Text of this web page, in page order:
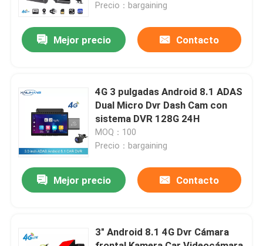
Productos
VR Show
Cámara DVR para coche
DVR para coche 4G
Cámara de tablero DVR Blackbox
Videocámara de coche FHD 1080P
Precio：bargaining
Mejor precio Contacto
4G 3 pulgadas Android 8.1 ADAS
Dual Micro Dvr Dash Cam con
sistema DVR 128G 24H
MOQ：100
Precio：bargaining
Mejor precio Contacto
3" Android 8.1 4G Dvr Cámara